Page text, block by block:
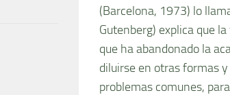
(Barcelona, 1973) lo
Gutenberg) explica que
que ha abandonado la
diluirse en otras formas
problemas comunes,